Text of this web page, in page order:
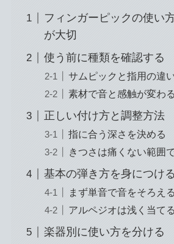
フィンガーピックの使い
が大切
使う前に種類を確認する
サムピックと指用の違
素材で音と感触が変わる
正しい付け方と調整方法
指に合う深さを決める
きつさは痛くない範囲
基本の弾き方を身につける
まず単音で音をそろえる
アルペジオは浅く当てる
楽器別に使い方を分ける